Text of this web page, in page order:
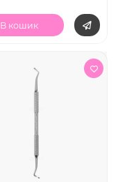
В кошик